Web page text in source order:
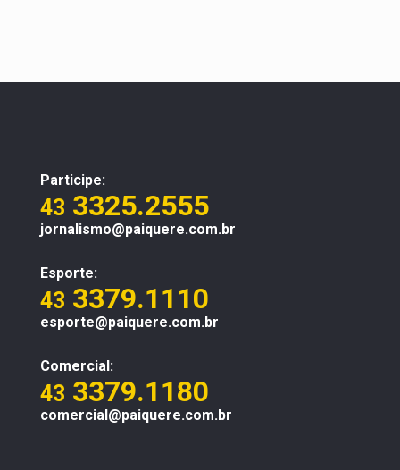
Participe:
43 3325.2555
jornalismo@paiquere.com.br
Esporte:
43 3379.1110
esporte@paiquere.com.br
Comercial:
43 3379.1180
comercial@paiquere.com.br